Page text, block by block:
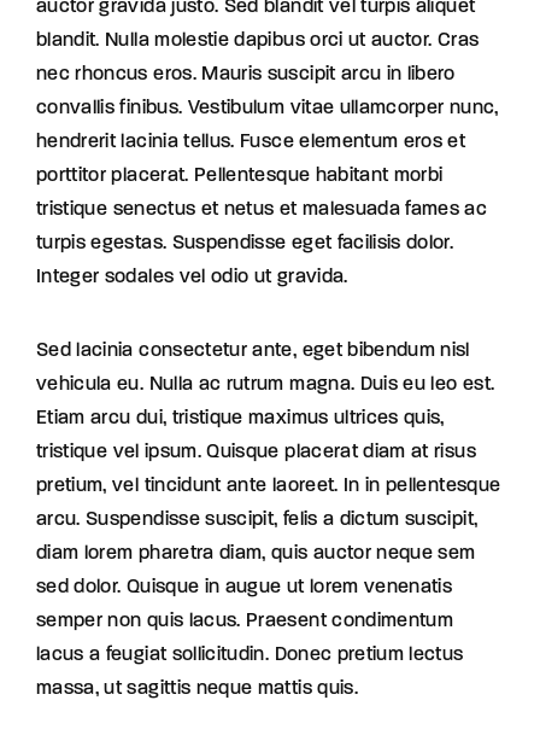
auctor gravida justo. Sed blandit vel turpis aliquet
blandit. Nulla molestie dapibus orci ut auctor. Cras
nec rhoncus eros. Mauris suscipit arcu in libero
convallis finibus. Vestibulum vitae ullamcorper nunc,
hendrerit lacinia tellus. Fusce elementum eros et
porttitor placerat. Pellentesque habitant morbi
tristique senectus et netus et malesuada fames ac
turpis egestas. Suspendisse eget facilisis dolor.
Integer sodales vel odio ut gravida.
Sed lacinia consectetur ante, eget bibendum nisl
vehicula eu. Nulla ac rutrum magna. Duis eu leo est.
Etiam arcu dui, tristique maximus ultrices quis,
tristique vel ipsum. Quisque placerat diam at risus
pretium, vel tincidunt ante laoreet. In in pellentesque
arcu. Suspendisse suscipit, felis a dictum suscipit,
diam lorem pharetra diam, quis auctor neque sem
sed dolor. Quisque in augue ut lorem venenatis
semper non quis lacus. Praesent condimentum
lacus a feugiat sollicitudin. Donec pretium lectus
massa, ut sagittis neque mattis quis.